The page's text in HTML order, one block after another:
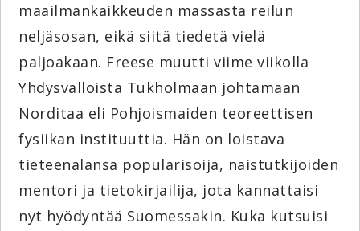
maailmankaikkeuden massasta reilun
neljäsosan, eikä siitä tiedetä vielä
paljoakaan. Freese muutti viime viikolla
Yhdysvalloista Tukholmaan johtamaan
Norditaa eli Pohjoismaiden teoreettisen
fysiikan instituuttia. Hän on loistava
tieteenalansa popularisoija, naistutkijoiden
mentori ja tietokirjailija, jota kannattaisi
nyt hyödyntää Suomessakin. Kuka kutsuisi